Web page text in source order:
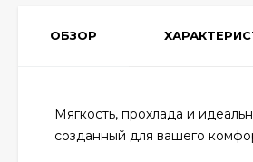
ОБЗОР
Мягкость, прохлада и
созданный для вашего